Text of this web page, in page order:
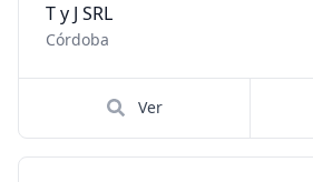
T y J SRL
Córdoba
Ver